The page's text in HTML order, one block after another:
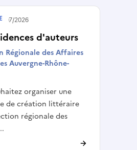
d'auteurs
Régionale des Affaires
Auvergne-Rhône-
organiser une
de création littéraire
régionale des
07/2026